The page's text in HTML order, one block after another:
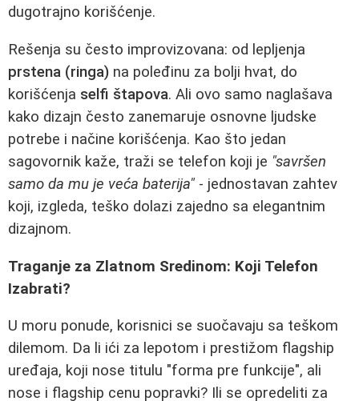
dugotrajno korišćenje.
Rešenja su često improvizovana: od lepljenja
prstena (ringa) na poleđinu za bolji hvat, do
korišćenja selfi štapova. Ali ovo samo naglašava
kako dizajn često zanemaruje osnovne ljudske
potrebe i načine korišćenja. Kao što jedan
sagovornik kaže, traži se telefon koji je "savršen
samo da mu je veća baterija" - jednostavan zahtev
koji, izgleda, teško dolazi zajedno sa elegantnim
dizajnom.
Traganje za Zlatnom Sredinom: Koji Telefon
Izabrati?
U moru ponude, korisnici se suočavaju sa teškom
dilemom. Da li ići za lepotom i prestižom flagship
uređaja, koji nose titulu "forma pre funkcije", ali
nose i flagship cenu popravki? Ili se opredeliti za